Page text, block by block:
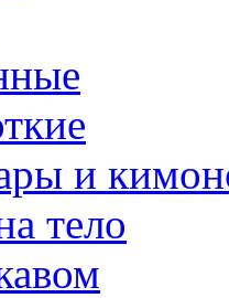
и
тело